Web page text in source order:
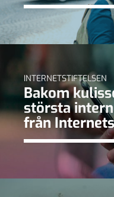
INTERNETSTIFTELSEN
Bakom
största
från